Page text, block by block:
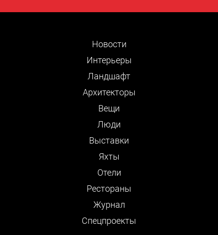
Новости
Интерьеры
Ландшафт
Архитекторы
Вещи
Люди
Выставки
Яхты
Отели
Рестораны
Журнал
Cпецпроекты